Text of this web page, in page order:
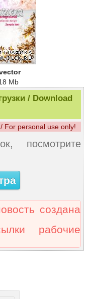
Mb
/ Download
For personal use only!
посмотрите
создана
рабочие